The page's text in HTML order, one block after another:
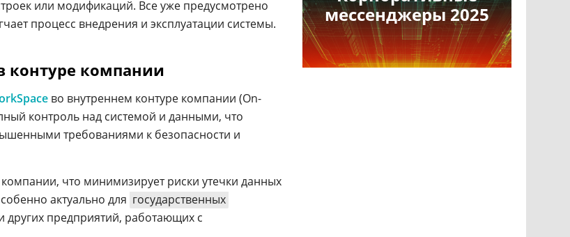
или модификаций. Все уже предусмотрено
процесс внедрения и эксплуатации системы.
контуре компании
во внутреннем контуре компании (On-
контроль над системой и данными, что
требованиями к безопасности и
компании, что минимизирует риски утечки данных
актуально для государственных
предприятий, работающих с
мессенджеры 2025